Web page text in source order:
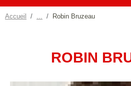
Accueil Robin Bruzeau
ROBIN